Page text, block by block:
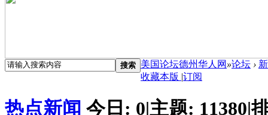
搜索 美国论坛德州华人网 »论坛 ›
收藏本版 |订阅
热点新闻 今日: 0|主题: 11380|